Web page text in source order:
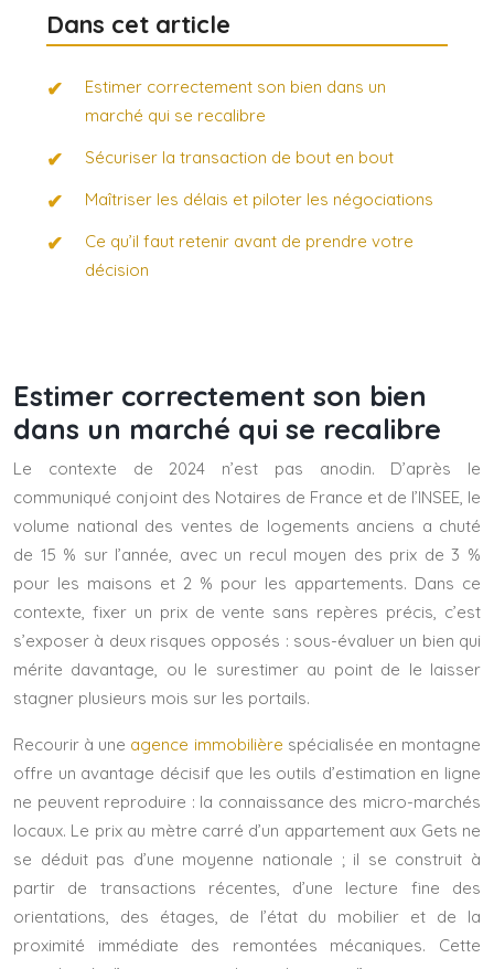
Dans cet article
Estimer correctement son bien dans un
marché qui se recalibre
Sécuriser la transaction de bout en bout
Maîtriser les délais et piloter les négociations
Ce qu’il faut retenir avant de prendre votre
décision
Estimer correctement son bien
dans un marché qui se recalibre
Le contexte de 2024 n’est pas anodin. D’après le
communiqué conjoint des Notaires de France et de l’INSEE, le
volume national des ventes de logements anciens a chuté
de 15 % sur l’année, avec un recul moyen des prix de 3 %
pour les maisons et 2 % pour les appartements. Dans ce
contexte, fixer un prix de vente sans repères précis, c’est
s’exposer à deux risques opposés : sous-évaluer un bien qui
mérite davantage, ou le surestimer au point de le laisser
stagner plusieurs mois sur les portails.
Recourir à une agence immobilière spécialisée en montagne
offre un avantage décisif que les outils d’estimation en ligne
ne peuvent reproduire : la connaissance des micro-marchés
locaux. Le prix au mètre carré d’un appartement aux Gets ne
se déduit pas d’une moyenne nationale ; il se construit à
partir de transactions récentes, d’une lecture fine des
orientations, des étages, de l’état du mobilier et de la
proximité immédiate des remontées mécaniques. Cette